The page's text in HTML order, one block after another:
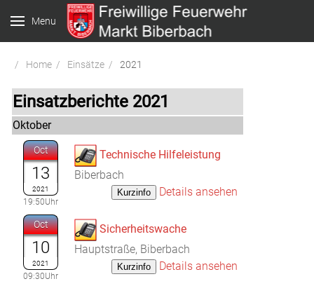
Menu
Home Einsätze 2021
Einsatzberichte 2021
Oktober
Oct
13
2021
19:50Uhr
Technische Hilfeleistung
Biberbach
Details ansehen
Oct
10
2021
09:30Uhr
Sicherheitswache
Hauptstraße, Biberbach
Details ansehen